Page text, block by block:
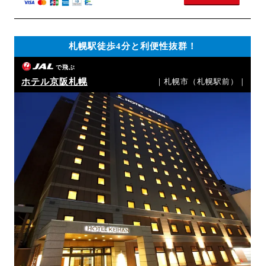
札幌駅徒歩4分と利便性抜群！
で飛ぶ
ホテル京阪札幌 ｜札幌市（札幌駅前）｜